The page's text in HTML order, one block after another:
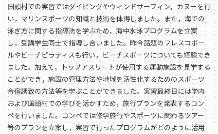
国頭村での実習ではダイビングやウィンドサーフィン，カヌーを行
い，マリンスポーツの知識と技術を体得しました。また，海での
泳ぎ方に関する指導法を学ぶため，海中水泳プログラムを立案
し，受講学生同士で指導し合いました。昨今話題のフレスコボー
ルやビーチピラティスも行い，ビーチスポーツについても経験でき
ました。加えて，トップアスリートが使用する運動施設を見学する
ことができ，施設の管理方法や地域を活性化するためのスポーツ
合宿誘致の方法等を学ぶことができました。実習最終日には学内
および国頭村での学びを活かすため，旅行プランを発表するコン
ペを行いました。コンペでは修学旅行やスポーツに関わるツアー
等のプランを立案し，実習で行ったプログラムがどのように活用